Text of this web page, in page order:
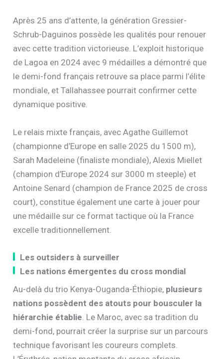
Après 25 ans d’attente, la génération Gressier-
Schrub-Daguinos possède les qualités pour renouer
avec cette tradition victorieuse. L’exploit historique
de Lagoa en 2024 avec 9 médailles a démontré que
le demi-fond français retrouve sa place parmi l’élite
mondiale, et Tallahassee pourrait confirmer cette
dynamique positive.
Le relais mixte français, avec Agathe Guillemot
(championne d’Europe en salle 2025 du 1500 m),
Sarah Madeleine (finaliste mondiale), Alexis Miellet
(champion d’Europe 2024 sur 3000 m steeple) et
Antoine Senard (champion de France 2025 de cross
court), constitue également une carte à jouer pour
une médaille sur ce format tactique où la France
excelle traditionnellement.
Les outsiders à surveiller
Les nations émergentes du cross mondial
Au-delà du trio Kenya-Ouganda-Éthiopie, plusieurs
nations possèdent des atouts pour bousculer la
hiérarchie établie . Le Maroc, avec sa tradition du
demi-fond, pourrait créer la surprise sur un parcours
technique favorisant les coureurs complets.